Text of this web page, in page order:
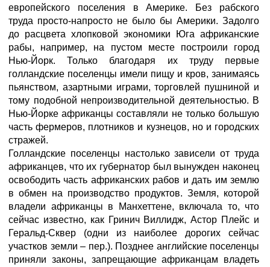
европейского поселения в Америке. Без рабского
труда просто-напросто не было бы Америки. Задолго
до расцвета хлопковой экономики Юга африканские
рабы, например, на пустом месте построили город
Нью-Йорк. Только благодаря их труду первые
голландские поселенцы имели пищу и кров, занимаясь
пьянством, азартными играми, торговлей пушниной и
тому подобной непроизводительной деятельностью. В
Нью-Йорке африканцы составляли не только большую
часть фермеров, плотников и кузнецов, но и городских
стражей.
Голландские поселенцы настолько зависели от труда
африканцев, что их губернатор был вынужден наконец
освободить часть африканских рабов и дать им землю
в обмен на производство продуктов. Земля, которой
владели африканцы в Манхеттене, включала то, что
сейчас известно, как Гринич Виллидж, Астор Плейс и
Геральд-Сквер (одни из наиболее дорогих сейчас
участков земли – пер.). Позднее английские поселенцы
приняли законы, запрещающие африканцам владеть